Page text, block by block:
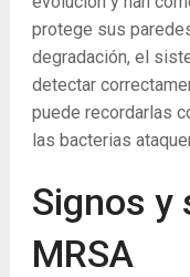
protege sus
degradación, el
detectar
puede recordarlas
las bacterias
Signos y
MRSA